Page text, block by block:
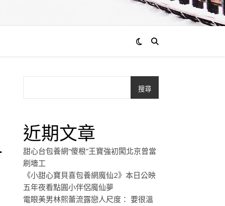
搜尋
近期文章
甜心台包養網“傻根”王寶強初闖北京曾當
刷墻工
《小甜心寶貝喜包養網魔仙2》本日公映
五年夜看點圓小伴侶魔仙夢
電眼美男林熙蕾流露戀人尺度： 要很溫